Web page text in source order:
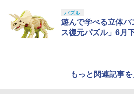
パズル
遊んで学べる立体パ
ス復元パズル」6月
もっと関連記事を